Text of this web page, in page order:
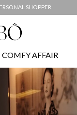
SHOPPER
COMFY AFFAIR